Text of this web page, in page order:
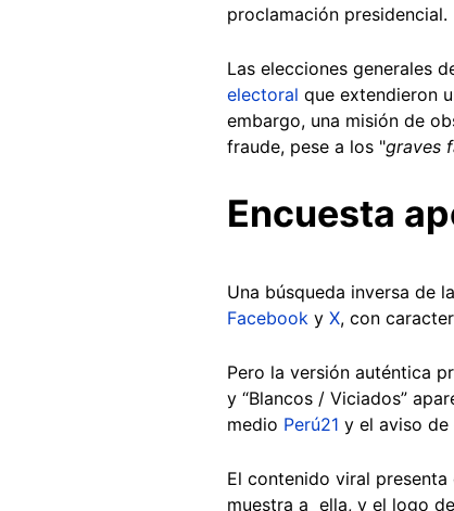
proclamación presidencial.
Las elecciones generales
electoral que extendieron
embargo, una misión de
fraude, pese a los "graves
Encuesta
Una búsqueda inversa de
Facebook y X, con
Pero la versión auténtica
y “Blancos / Viciados”
medio Perú21 y el aviso de
El contenido viral
muestra a ella, y el logo